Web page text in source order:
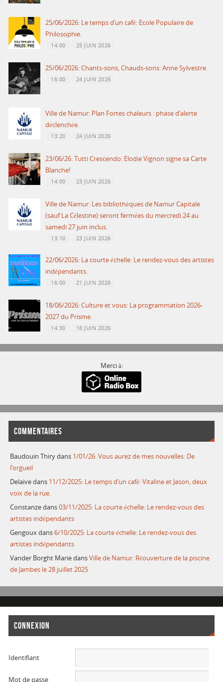
25/06/2026: Le temps d’un café: Ecole Populaire de
Philosophie.
14:00 25 JUIN 2026
25/06/2026: Chants-sons, Chauds-sons: Anne Sylvestre.
16:00 24 JUIN 2026
Ville de Namur: Plan Fortes chaleurs : phase d’alerte
déclenchée.
13:20 24 JUIN 2026
23/06/26: Tutti Crescendo: Elodie Vignon signe sa Carte
Blanche!
14:00 23 JUIN 2026
Ville de Namur: Les bibliothèques de Namur Capitale
(sauf La Célestine) seront fermées du mercredi 24 au
samedi 27 juin inclus.
13:10 23 JUIN 2026
22/06/2026: La courte échelle: Le rendez-vous des artistes
indépendants.
16:00 21 JUIN 2026
18/06/2026: Culture et vous: La programmation 2026-
2027 du Prisme.
14:30 18 JUIN 2026
Merci à:
COMMENTAIRES
Baudouin Thirydans 1/01/26: Vous aurez de mes nouvelles: De
l’orgueil
Delaivedans 11/12/2025: Le temps d’un café: Vitaline et Jason, deux
voix de la rue.
Constanzedans03/11/2025: La courte échelle: Le rendez-vous des
artistes indépendants
Gengouxdans6/10/2025: La courte échelle: Le rendez-vous des
artistes indépendants
Vander Borght MariedansVille de Namur: Réouverture de la piscine
de Jambes le 28 juillet 2025
CONNEXION
Identifiant
Mot de passe